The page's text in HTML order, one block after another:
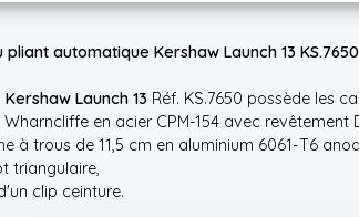
pliant automatique Kershaw Launch 13 KS.7650
Kershaw Launch 13 Réf. KS.7650 possède les
en acier CPM-154 avec revêtement
à trous de 11,5 cm en aluminium 6061-T6
triangulaire,
clip ceinture.